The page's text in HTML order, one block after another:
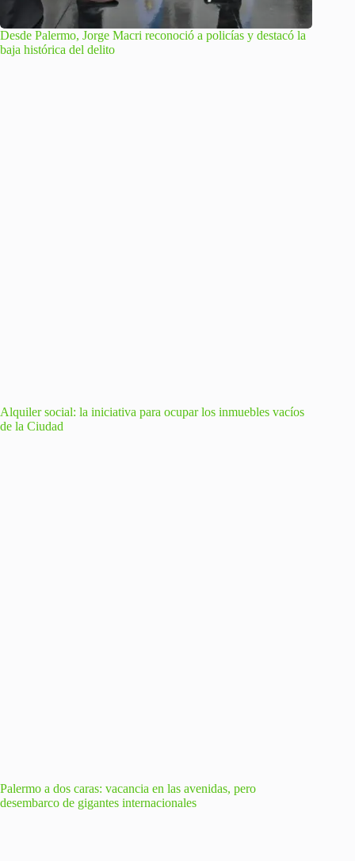
Desde Palermo, Jorge Macri reconoció a policías y destacó la
baja histórica del delito
Alquiler social: la iniciativa para ocupar los inmuebles vacíos
de la Ciudad
Palermo a dos caras: vacancia en las avenidas, pero
desembarco de gigantes internacionales